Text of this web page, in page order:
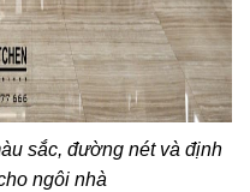
sắc, đường nét và định
ngôi nhà